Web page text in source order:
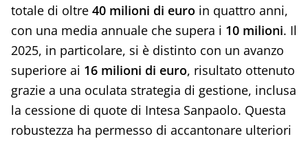
totale di oltre 40 milioni di euro in quattro anni,
con una media annuale che supera i 10 milioni. Il
2025, in particolare, si è distinto con un avanzo
superiore ai 16 milioni di euro, risultato ottenuto
grazie a una oculata strategia di gestione, inclusa
la cessione di quote di Intesa Sanpaolo. Questa
robustezza ha permesso di accantonare ulteriori